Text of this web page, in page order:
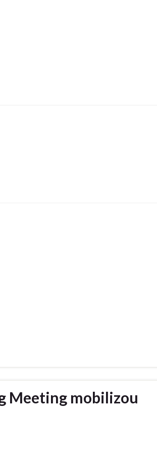
Meeting mobilizou